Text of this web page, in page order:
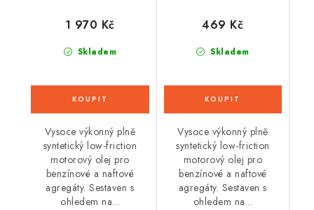
Skladem
1 970 Kč
Vysoce výkonný plně
syntetický low-friction
motorový olej pro
benzínové a naftové
agregáty. Sestaven s
ohledem na...
Skladem
469 Kč
Vysoce výkonný plně
syntetický low-friction
motorový olej pro
benzínové a naftové
agregáty. Sestaven s
ohledem na...